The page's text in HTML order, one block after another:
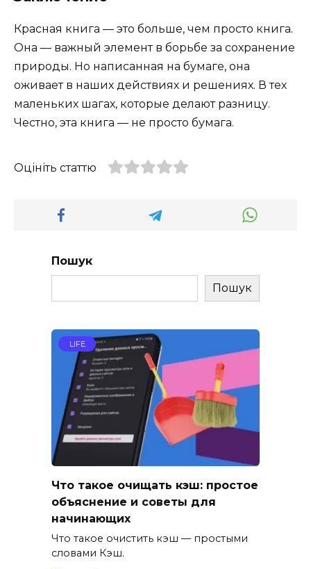
Красная книга — это больше, чем просто книга.
Она — важный элемент в борьбе за сохранение
природы. Но написанная на бумаге, она
оживает в наших действиях и решениях. В тех
маленьких шагах, которые делают разницу.
Честно, эта книга — не просто бумага.
Оцініть статтю
Пошук
Пошук
LIFE
Что такое очищать кэш: простое
объяснение и советы для
начинающих
Что такое очистить кэш — простыми
словами Кэш.